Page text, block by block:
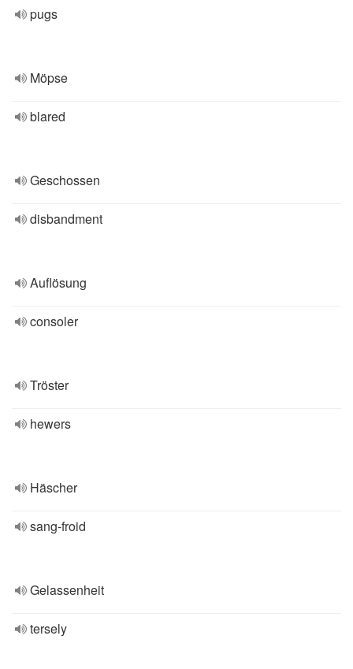
pugs
Möpse
blared
Geschossen
disbandment
Auflösung
consoler
Tröster
hewers
Häscher
sang-froid
Gelassenheit
tersely